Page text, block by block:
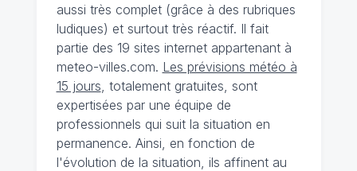
aussi très complet (grâce à des rubriques
ludiques) et surtout très réactif. Il fait
partie des 19 sites internet appartenant à
meteo-villes.com. Les prévisions météo à
15 jours, totalement gratuites, sont
expertisées par une équipe de
professionnels qui suit la situation en
permanence. Ainsi, en fonction de
l'évolution de la situation, ils affinent au